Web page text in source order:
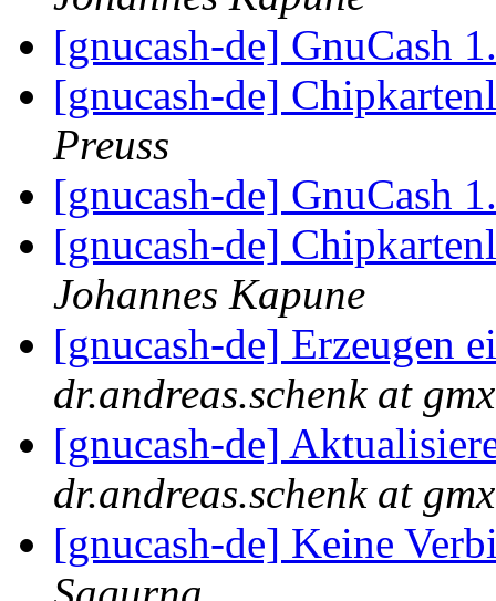
[gnucash-de] GnuCash
[gnucash-de]
Preuss
[gnucash-de] GnuCash
[gnucash-de]
Johannes Kapune
[gnucash-de] Erzeugen
dr.andreas.schenk at
[gnucash-de]
dr.andreas.schenk at
[gnucash-de] Keine